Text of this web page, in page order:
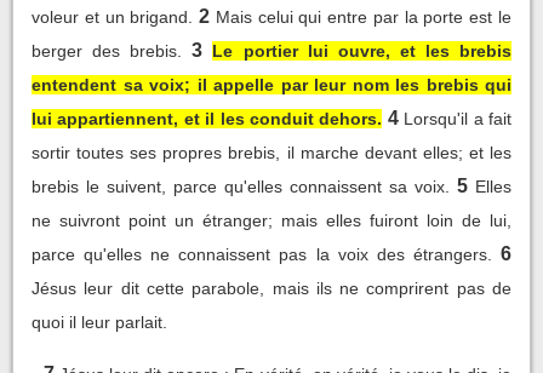
voleur et un brigand.
2 Mais celui qui entre par la porte est le
berger des brebis.
3 Le portier lui ouvre, et les brebis
entendent sa voix; il appelle par leur nom les brebis qui
lui appartiennent, et il les conduit dehors. 4 Lorsqu'il a fait
sortir toutes ses propres brebis, il marche devant elles; et les
brebis le suivent, parce qu'elles connaissent sa voix.
5 Elles
ne suivront point un étranger; mais elles fuiront loin de lui,
parce qu'elles ne connaissent pas la voix des étrangers.
6
Jésus leur dit cette parabole, mais ils ne comprirent pas de
quoi il leur parlait.